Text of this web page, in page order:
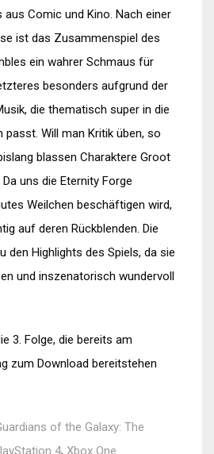
Comic und Kino. Nach einer
ist das Zusammenspiel des
ein wahrer Schmaus für
besonders aufgrund der
die thematisch super in die
passt. Will man Kritik üben, so
blassen Charaktere Groot
uns die Eternity Forge
Weilchen beschäftigen wird,
auf deren Rückblenden. Die
den Highlights des Spiels, da sie
und inszenatorisch wundervoll
3. Folge, die bereits am
zum Download bereitstehen
of the Galaxy: The
4, Xbox One